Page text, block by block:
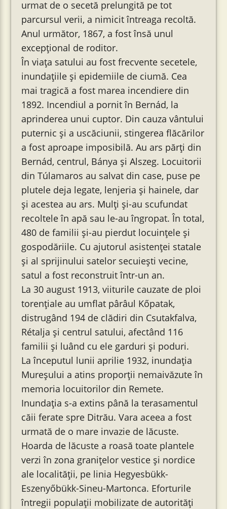
urmat de o secetă prelungită pe tot
parcursul verii, a nimicit întreaga recoltă.
Anul următor, 1867, a fost însă unul
excepțional de roditor.
În viața satului au fost frecvente secetele,
inundațiile și epidemiile de ciumă. Cea
mai tragică a fost marea incendiere din
1892. Incendiul a pornit în Bernád, la
aprinderea unui cuptor. Din cauza vântului
puternic și a uscăciunii, stingerea flăcărilor
a fost aproape imposibilă. Au ars părți din
Bernád, centrul, Bánya și Alszeg. Locuitorii
din Túlamaros au salvat din case, puse pe
plutele deja legate, lenjeria și hainele, dar
și acestea au ars. Mulți și-au scufundat
recoltele în apă sau le-au îngropat. În total,
480 de familii și-au pierdut locuințele și
gospodăriile. Cu ajutorul asistenței statale
și al sprijinului satelor secuiești vecine,
satul a fost reconstruit într-un an.
La 30 august 1913, viiturile cauzate de ploi
torențiale au umflat pârâul Kőpatak,
distrugând 194 de clădiri din Csutakfalva,
Rétalja și centrul satului, afectând 116
familii și luând cu ele garduri și poduri.
La începutul lunii aprilie 1932, inundația
Mureșului a atins proporții nemaivăzute în
memoria locuitorilor din Remete.
Inundația s-a extins până la terasamentul
căii ferate spre Ditrău. Vara aceea a fost
urmată de o mare invazie de lăcuste.
Hoarda de lăcuste a roasă toate plantele
verzi în zona granițelor vestice și nordice
ale localității, pe linia Hegyesbükk-
Eszenyőbükk-Sineu-Martonca. Eforturile
întregii populații mobilizate de autorități